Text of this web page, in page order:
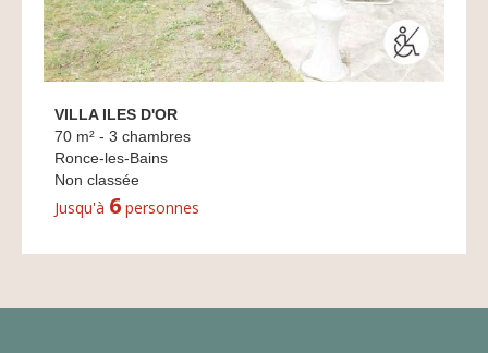
VILLA ILES D'OR
70 m² - 3 chambres
Ronce-les-Bains
Non classée
Jusqu'à 6 personnes